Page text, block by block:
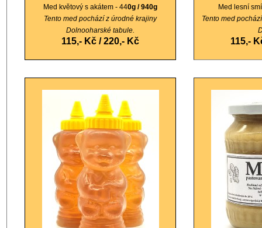
Med květový s akátem - 440g / 940g
Tento med pochází z úrodné krajiny
Dolnooharské tabule.
115,- Kč / 220,- Kč
Med lesní
Tento med
115,-